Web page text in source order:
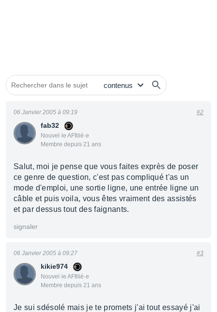
fab32
Nouvel·le AFfilié·e
Membre depuis 21 ans
06 Janvier 2005 à 09:19 #2
Salut, moi je pense que vous faites exprès de poser
ce genre de question, c'est pas compliqué t'as un
mode d'emploi, une sortie ligne, une entrée ligne un
câble et puis voila, vous êtes vraiment des assistés
et par dessus tout des faignants.
signaler
kikie974
Nouvel·le AFfilié·e
Membre depuis 21 ans
06 Janvier 2005 à 09:27 #3
Je sui sdésolé mais je te promets j'ai tout essayé j'ai